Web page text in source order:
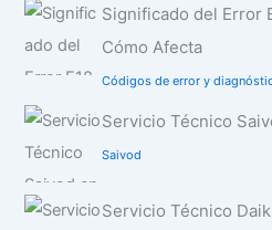
Significado del Error
Cómo Afecta
Códigos de error y
Servicio Técnico
Saivod
Servicio Técnico